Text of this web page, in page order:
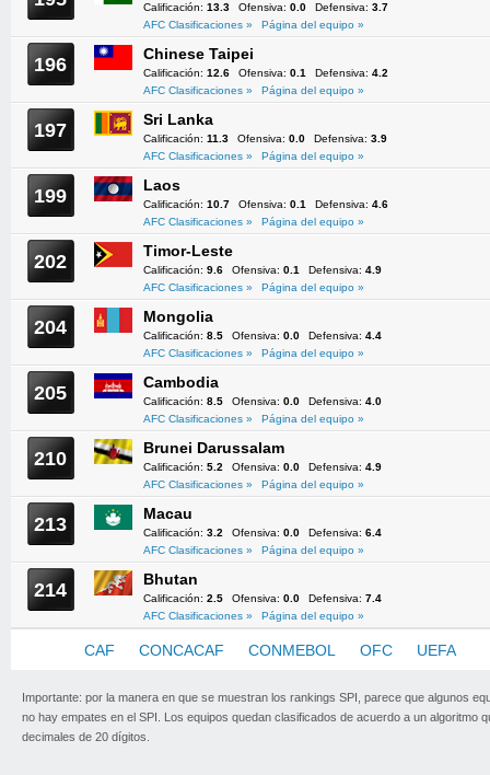
Calificación: 13.3 Ofensiva: 0.0 Defensiva: 3.7
AFC Clasificaciones »
Página del equipo »
196 Chinese Taipei
Calificación: 12.6 Ofensiva: 0.1 Defensiva: 4.2
AFC Clasificaciones »
Página del equipo »
197 Sri Lanka
Calificación: 11.3 Ofensiva: 0.0 Defensiva: 3.9
AFC Clasificaciones »
Página del equipo »
199 Laos
Calificación: 10.7 Ofensiva: 0.1 Defensiva: 4.6
AFC Clasificaciones »
Página del equipo »
202 Timor-Leste
Calificación: 9.6 Ofensiva: 0.1 Defensiva: 4.9
AFC Clasificaciones »
Página del equipo »
204 Mongolia
Calificación: 8.5 Ofensiva: 0.0 Defensiva: 4.4
AFC Clasificaciones »
Página del equipo »
205 Cambodia
Calificación: 8.5 Ofensiva: 0.0 Defensiva: 4.0
AFC Clasificaciones »
Página del equipo »
210 Brunei Darussalam
Calificación: 5.2 Ofensiva: 0.0 Defensiva: 4.9
AFC Clasificaciones »
Página del equipo »
213 Macau
Calificación: 3.2 Ofensiva: 0.0 Defensiva: 6.4
AFC Clasificaciones »
Página del equipo »
214 Bhutan
Calificación: 2.5 Ofensiva: 0.0 Defensiva: 7.4
AFC Clasificaciones »
Página del equipo »
CAF CONCACAF CONMEBOL OFC UEFA
Importante: por la manera en que se muestran los rankings SPI, parece que algunos
no hay empates en el SPI. Los equipos quedan clasificados de acuerdo a un algoritmo
decimales de 20 dígitos.